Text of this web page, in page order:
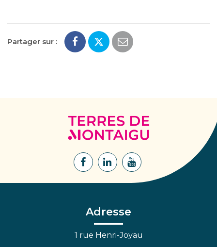
Partager sur :
Terres
de
Montaigu
Lien
Facebook
Lien
Lien
Adresse
1 rue Henri-Joyau